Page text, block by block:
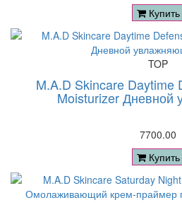
Купить
TOP
M.A.D Skincare Daytime
Moisturizer
7700.00
Купить